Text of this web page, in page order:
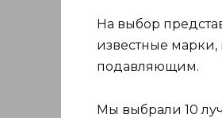
На выбор
известные марки,
подавляющим.
Мы выбрали 10